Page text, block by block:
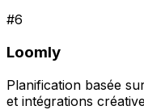
#6
Loomly
Planification basée
et intégrations